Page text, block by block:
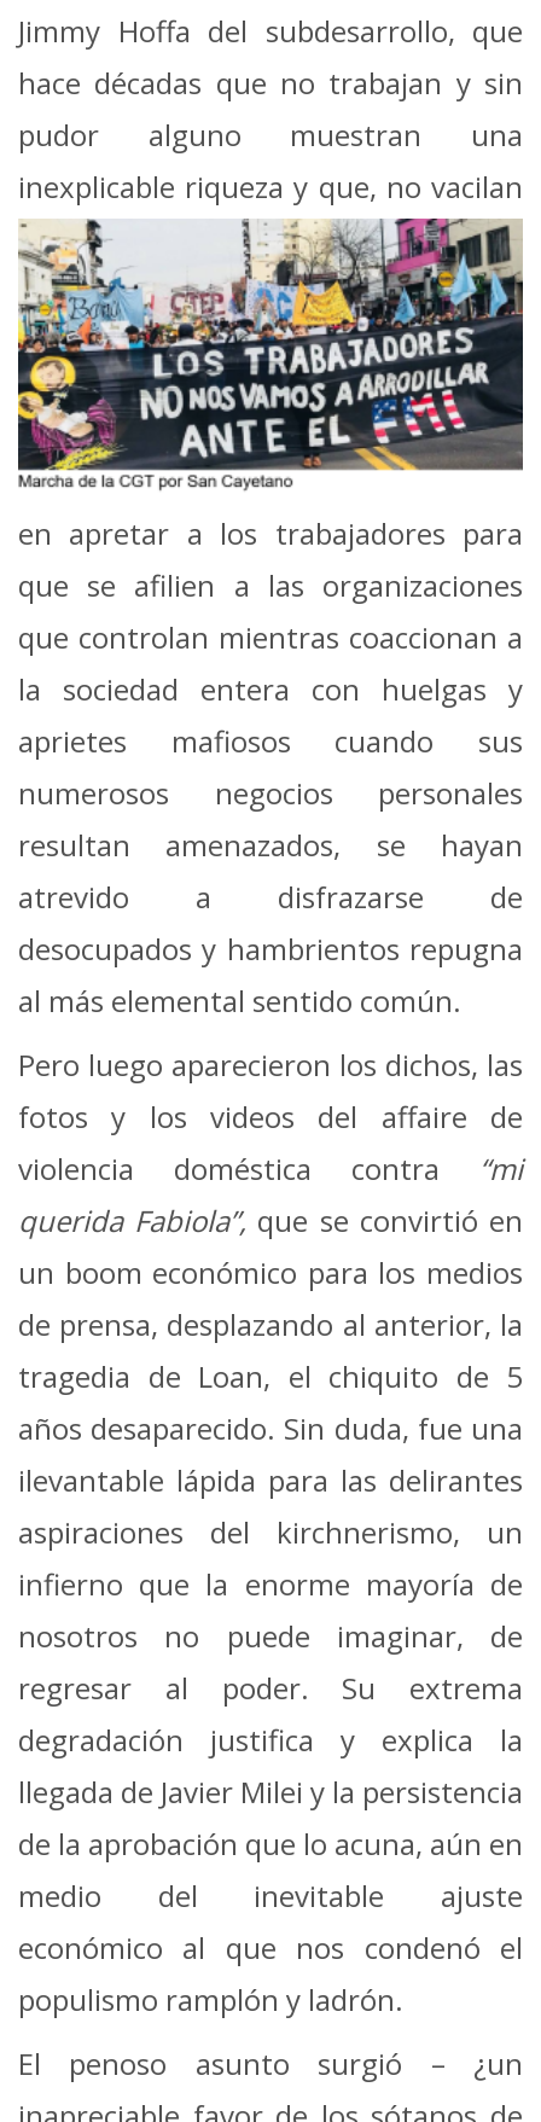
Jimmy Hoffa del subdesarrollo, que
hace décadas que no trabajan y sin
pudor alguno muestran una
inexplicable riqueza y que, no vacilan
en apretar a los trabajadores para
que se afilien a las organizaciones
que controlan mientras coaccionan a
la sociedad entera con huelgas y
aprietes mafiosos cuando sus
numerosos negocios personales
resultan amenazados, se hayan
atrevido a disfrazarse de
desocupados y hambrientos repugna
al más elemental sentido común.
Pero luego aparecieron los dichos, las
fotos y los videos del affaire de
violencia doméstica contra “mi
querida Fabiola”, que se convirtió en
un boom económico para los medios
de prensa, desplazando al anterior, la
tragedia de Loan, el chiquito de 5
años desaparecido. Sin duda, fue una
ilevantable lápida para las delirantes
aspiraciones del kirchnerismo, un
infierno que la enorme mayoría de
nosotros no puede imaginar, de
regresar al poder. Su extrema
degradación justifica y explica la
llegada de Javier Milei y la persistencia
de la aprobación que lo acuna, aún en
medio del inevitable ajuste
económico al que nos condenó el
populismo ramplón y ladrón.
El penoso asunto surgió – ¿un